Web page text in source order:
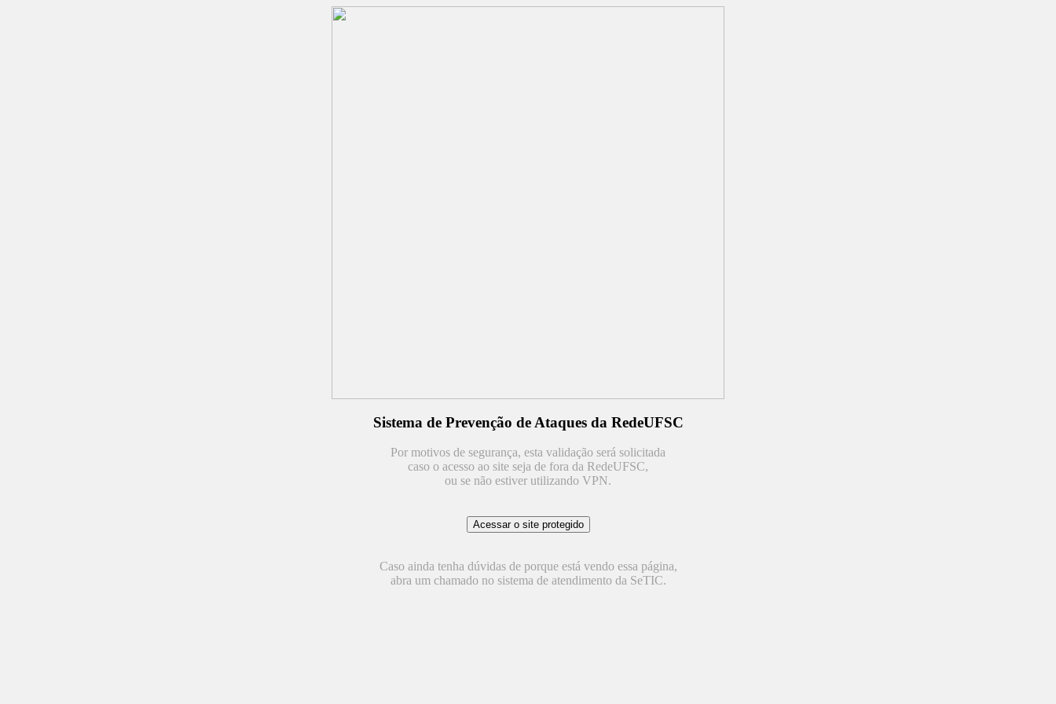
Sistema de Prevenção de Ataques da RedeUFSC
Por motivos de segurança, esta validação será solicitada
caso o acesso ao site seja de fora da RedeUFSC,
ou se não estiver utilizando VPN.
Caso ainda tenha dúvidas de porque está vendo essa página,
abra um chamado no sistema de atendimento da SeTIC.